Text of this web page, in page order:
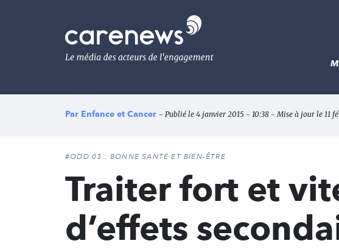
Le
média
de
l'engagement
Par Enfance et Cancer - Publié le 4 janvier 2015 - 10:38 - Mise à jour le 11
#ODD 03 : BONNE SANTÉ ET BIEN-ÊTRE
Traiter fort et
d’effets